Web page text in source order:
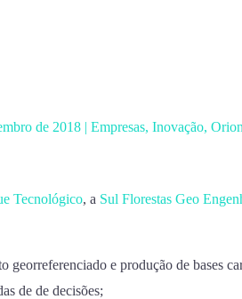
de 2018 | Empresas, Inovação,
Tecnológico, a Sul Florestas Geo
georreferenciado e produção de bases
de de decisões;